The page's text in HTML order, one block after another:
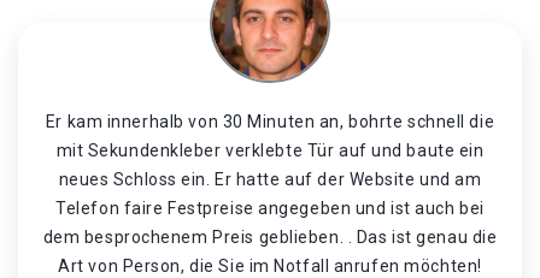
Er kam innerhalb von 30 Minuten an, bohrte schnell die
mit Sekundenkleber verklebte Tür auf und baute ein
neues Schloss ein. Er hatte auf der Website und am
Telefon faire Festpreise angegeben und ist auch bei
dem besprochenem Preis geblieben. . Das ist genau die
Art von Person, die Sie im Notfall anrufen möchten!